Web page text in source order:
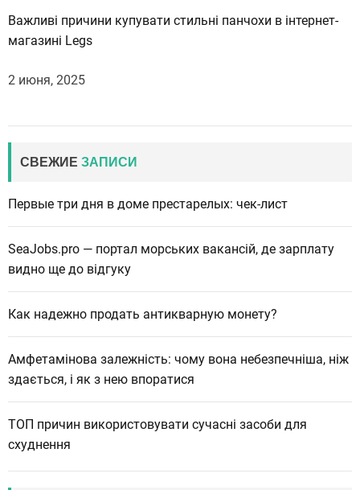
Важливі причини купувати стильні панчохи в інтернет-
магазині Legs
2 июня, 2025
СВЕЖИЕ ЗАПИСИ
Первые три дня в доме престарелых: чек-лист
SeaJobs.pro — портал морських вакансій, де зарплату
видно ще до відгуку
Как надежно продать антикварную монету?
Амфетамінова залежність: чому вона небезпечніша, ніж
здається, і як з нею впоратися
ТОП причин використовувати сучасні засоби для
схуднення